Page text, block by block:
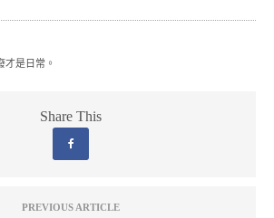
才是日常。
Share This
PREVIOUS ARTICLE